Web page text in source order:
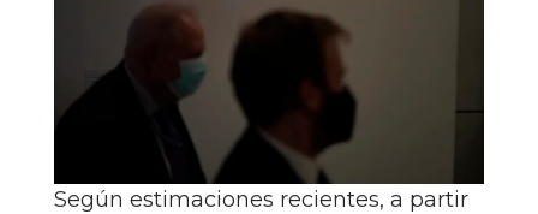
Según estimaciones recientes, a partir